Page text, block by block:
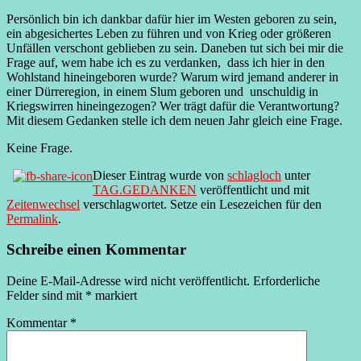
Persönlich bin ich dankbar dafür hier im Westen geboren zu sein,
ein abgesichertes Leben zu führen und von Krieg oder größeren
Unfällen verschont geblieben zu sein. Daneben tut sich bei mir die
Frage auf, wem habe ich es zu verdanken, dass ich hier in den
Wohlstand hineingeboren wurde? Warum wird jemand anderer in
einer Dürreregion, in einem Slum geboren und unschuldig in
Kriegswirren hineingezogen? Wer trägt dafür die Verantwortung?
Mit diesem Gedanken stelle ich dem neuen Jahr gleich eine Frage.
Keine Frage.
Dieser Eintrag wurde von schlagloch unter
TAG.GEDANKEN veröffentlicht und mit
Zeitenwechsel verschlagwortet. Setze ein Lesezeichen für den
Permalink.
Schreibe einen Kommentar
Deine E-Mail-Adresse wird nicht veröffentlicht. Erforderliche
Felder sind mit * markiert
Kommentar *